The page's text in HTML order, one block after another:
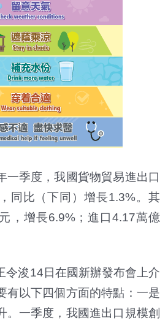
季度，我國貨物貿易進出口
同比（下同）增長1.3%。其
，增長6.9%；進口4.17萬億
浚14日在國新辦發布會上介
有以下四個方面的特點：一是
。一季度，我國進出口規模創